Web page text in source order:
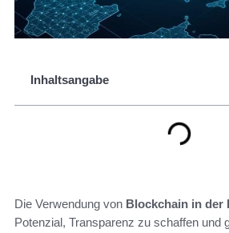
Inhaltsangabe
Die Verwendung von Blockchain in der
Potenzial, Transparenz zu schaffen und